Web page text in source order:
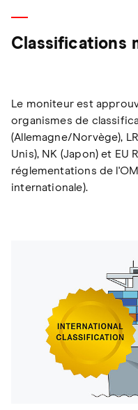
Classifications
Le moniteur est
organismes de
(Allemagne/Norvège),
Unis), NK (Japon) et EU
réglementations de
internationale).